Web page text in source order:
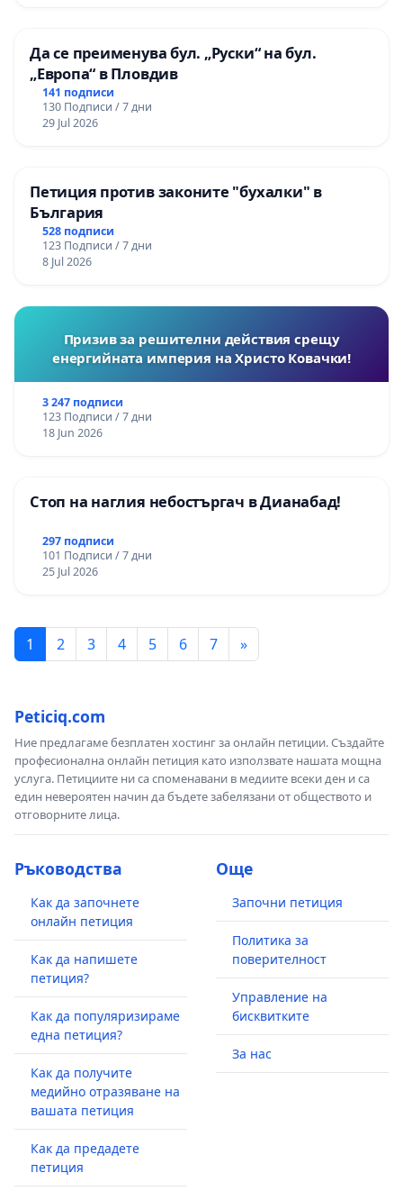
Да се преименува бул. „Руски“ на бул.
„Европа“ в Пловдив
141 подписи
130 Подписи / 7 дни
29 Jul 2026
Петиция против законите "бухалки" в
България
528 подписи
123 Подписи / 7 дни
8 Jul 2026
Призив за решителни действия срещу
енергийната империя на Христо Ковачки!
3 247 подписи
123 Подписи / 7 дни
18 Jun 2026
Стоп на наглия небостъргач в Дианабад!
297 подписи
101 Подписи / 7 дни
25 Jul 2026
1 2 3 4 5 6 7 »
Peticiq.com
Ние предлагаме безплатен хостинг за онлайн петиции. Създайте
професионална онлайн петиция като използвате нашата мощна
услуга. Петициите ни са споменавани в медиите всеки ден и са
един невероятен начин да бъдете забелязани от обществото и
отговорните лица.
Ръководства
Как да започнете
онлайн петиция
Как да напишете
петиция?
Как да популяризираме
една петиция?
Как да получите
медийно отразяване на
вашата петиция
Как да предадете
петиция
Още
Започни петиция
Политика за
поверителност
Управление на
бисквитките
За нас